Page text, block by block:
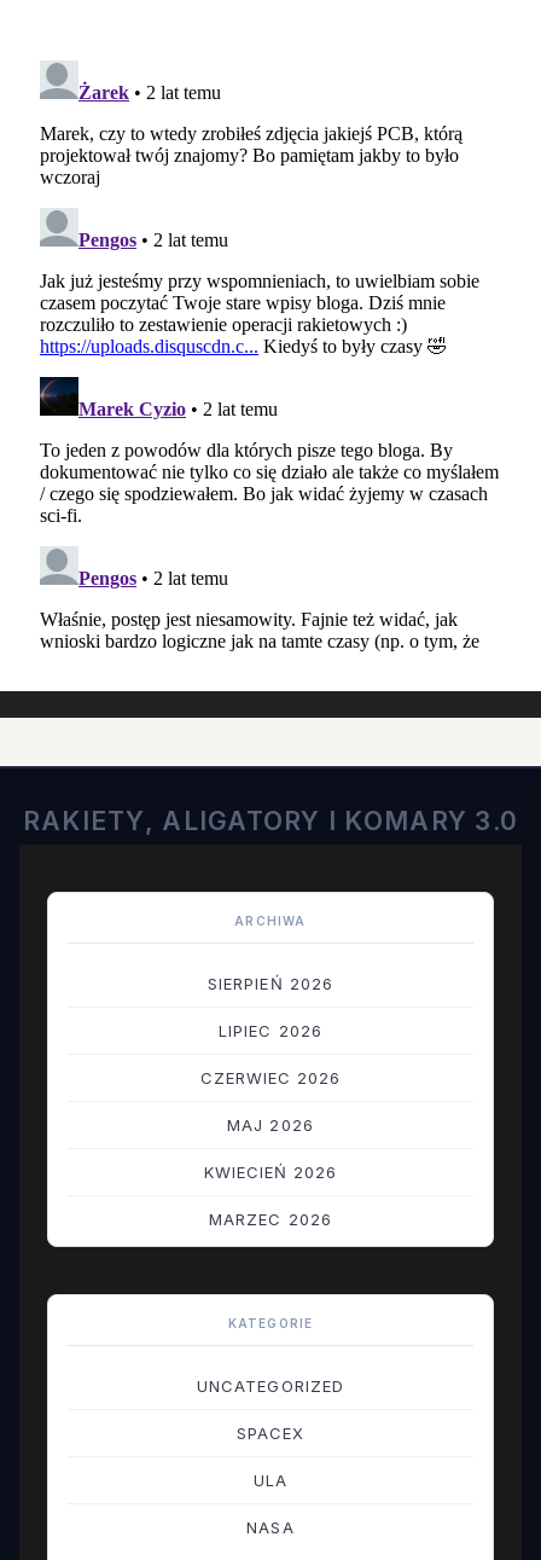
RAKIETY, ALIGATORY I KOMARY 3.0
ARCHIWA
SIERPIEŃ 2026
LIPIEC 2026
CZERWIEC 2026
MAJ 2026
KWIECIEŃ 2026
MARZEC 2026
STYCZEŃ 2026
KATEGORIE
UNCATEGORIZED
SPACEX
ULA
NASA